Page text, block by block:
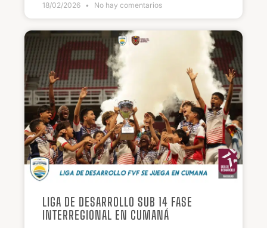
18/02/2026 No hay comentarios
LIGA DE DESARROLLO SUB 14 FASE
INTERREGIONAL EN CUMANÁ